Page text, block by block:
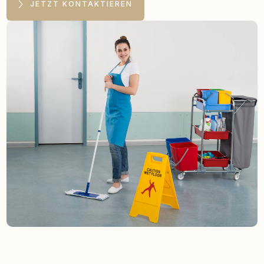
JETZT KONTAKTIEREN